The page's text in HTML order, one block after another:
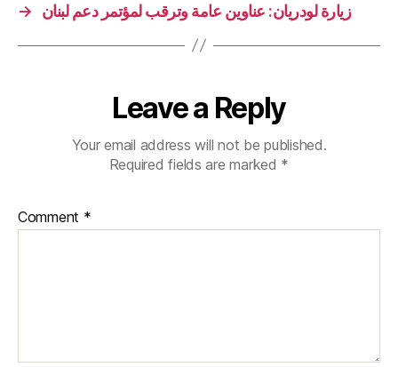
→
زيارة لودريان: عناوين عامة وترقب لمؤتمر دعم لبنان
Leave a Reply
Your email address will not be published.
Required fields are marked *
Comment *